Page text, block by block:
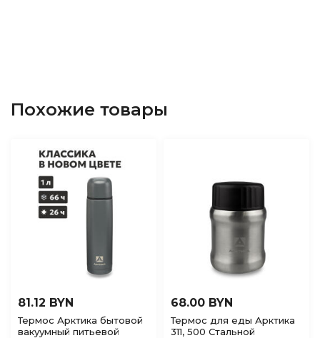
Похожие товары
81.12 BYN
Термос Арктика бытовой
вакуумный питьевой
68.00 BYN
Термос для еды Арктика
311, 500 Стальной